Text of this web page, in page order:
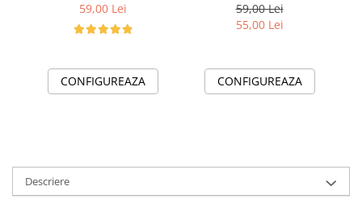
cadou personalizat
59,00 Lei
CONFIGUREAZA
gradinita
59,00 Lei
55,00 Lei
CONFIGUREAZA
Descriere